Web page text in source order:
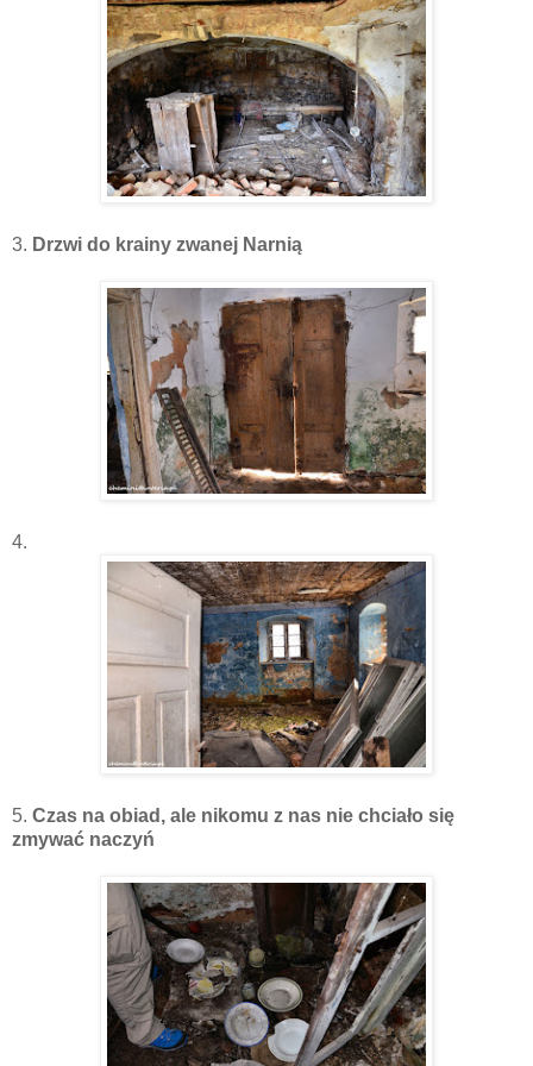
3. Drzwi do krainy zwanej Narnią
4.
5. Czas na obiad, ale nikomu z nas nie chciało się
zmywać naczyń